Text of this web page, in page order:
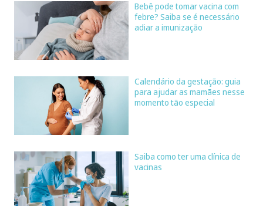
Bebê pode tomar vacina com
febre? Saiba se é necessário
adiar a imunização
Calendário da gestação: guia
para ajudar as mamães nesse
momento tão especial
Saiba como ter uma clínica de
vacinas